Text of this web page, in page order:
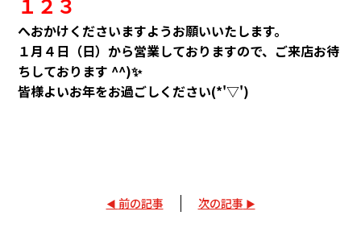
へおかけくださいますようお願いいたします。
１月４日（日）から営業しておりますので、ご来店お待
ちしております ^^)✨
皆様よいお年をお過ごしください(*'▽')
前の記事 次の記事